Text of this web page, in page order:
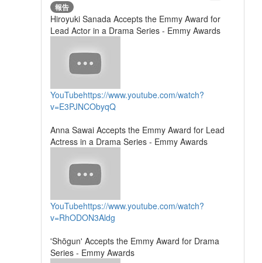
報告
Hiroyuki Sanada Accepts the Emmy Award for
Lead Actor in a Drama Series - Emmy Awards
YouTubehttps://www.youtube.com/watch?
v=E3PJNCObyqQ
Anna Sawai Accepts the Emmy Award for Lead
Actress in a Drama Series - Emmy Awards
YouTubehttps://www.youtube.com/watch?
v=RhODON3Aldg
'Shōgun' Accepts the Emmy Award for Drama
Series - Emmy Awards